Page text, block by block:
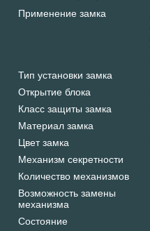
Применение замка
Тип установки замка
Открытие блока
Класс защиты замка
Материал замка
Цвет замка
Механизм секретности
Количество механизмов
Возможность замены
механизма
Состояние